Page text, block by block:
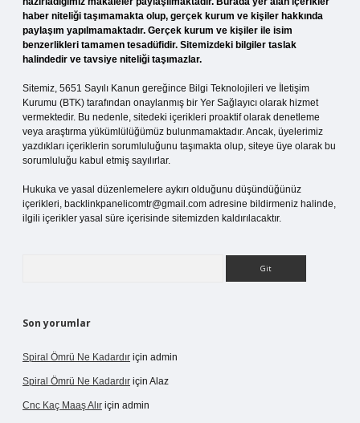
haber niteliği taşımamakta olup, gerçek kurum ve kişiler hakkında
paylaşım yapılmamaktadır. Gerçek kurum ve kişiler ile isim
benzerlikleri tamamen tesadüfidir. Sitemizdeki bilgiler taslak
halindedir ve tavsiye niteliği taşımazlar.
Sitemiz, 5651 Sayılı Kanun gereğince Bilgi Teknolojileri ve İletişim
Kurumu (BTK) tarafından onaylanmış bir Yer Sağlayıcı olarak hizmet
vermektedir. Bu nedenle, sitedeki içerikleri proaktif olarak denetleme
veya araştırma yükümlülüğümüz bulunmamaktadır. Ancak, üyelerimiz
yazdıkları içeriklerin sorumluluğunu taşımakta olup, siteye üye olarak bu
sorumluluğu kabul etmiş sayılırlar.
Hukuka ve yasal düzenlemelere aykırı olduğunu düşündüğünüz
içerikleri, backlinkpanelicomtr@gmail.com adresine bildirmeniz halinde,
ilgili içerikler yasal süre içerisinde sitemizden kaldırılacaktır.
Son yorumlar
Spiral Ömrü Ne Kadardır için admin
Spiral Ömrü Ne Kadardır için Alaz
Cnc Kaç Maaş Alır için admin